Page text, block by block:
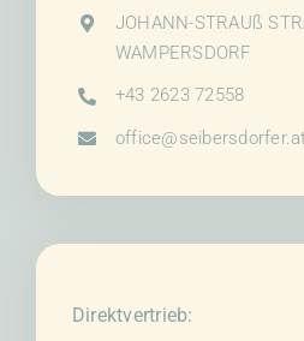
JOHANN-STRAUß
WAMPERSDORF
+43 2623 72558
office@seibersdorfer.at
Direktvertrieb: